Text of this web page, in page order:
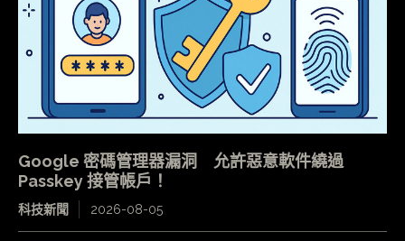
Google 密碼管理器漏洞 允許惡意軟件繞過
Passkey 接管帳戶！
科技新聞 2026-08-05